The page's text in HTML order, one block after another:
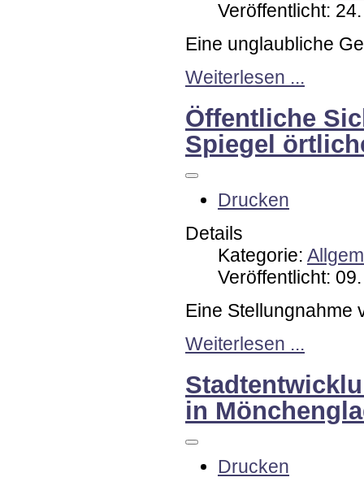
Veröffentlicht:
Eine unglaubliche
Weiterlesen ...
Öffentliche
Spiegel
Drucken
Details
Kategorie:
Veröffentlicht:
Eine Stellungnahme
Weiterlesen ...
in
Drucken